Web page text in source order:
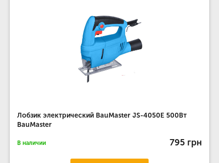
Лобзик электрический BauMaster JS-4050E 500Вт
BauMaster
В наличии 795 грн